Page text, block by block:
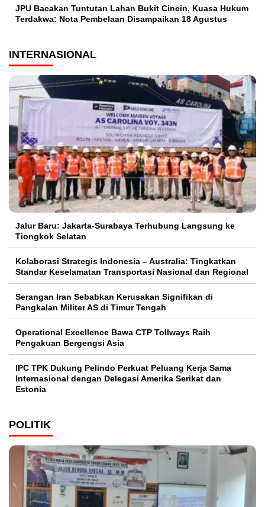
JPU Bacakan Tuntutan Lahan Bukit Cincin, Kuasa Hukum
Terdakwa: Nota Pembelaan Disampaikan 18 Agustus
INTERNASIONAL
Jalur Baru: Jakarta-Surabaya Terhubung Langsung ke
Tiongkok Selatan
Kolaborasi Strategis Indonesia – Australia: Tingkatkan
Standar Keselamatan Transportasi Nasional dan Regional
Serangan Iran Sebabkan Kerusakan Signifikan di
Pangkalan Militer AS di Timur Tengah
Operational Excellence Bawa CTP Tollways Raih
Pengakuan Bergengsi Asia
IPC TPK Dukung Pelindo Perkuat Peluang Kerja Sama
Internasional dengan Delegasi Amerika Serikat dan
Estonia
POLITIK